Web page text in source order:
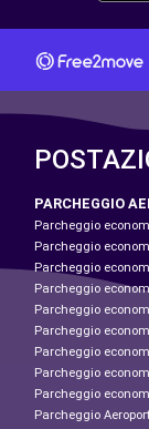
PARCHEGGIO
Parcheggio
Parcheggio
Parcheggio
Parcheggio
Parcheggio
Parcheggio
Parcheggio
Parcheggio
Parcheggio
Parcheggio